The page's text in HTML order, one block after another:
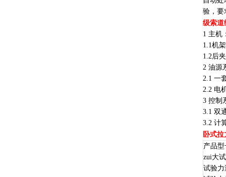
验，要
级索道
1 主机
1.1机
1.2后
2 油源
2.1 一
2.2 电
3 控制
3.1 双
3.2 计
卧式
产品型
zui大
试验